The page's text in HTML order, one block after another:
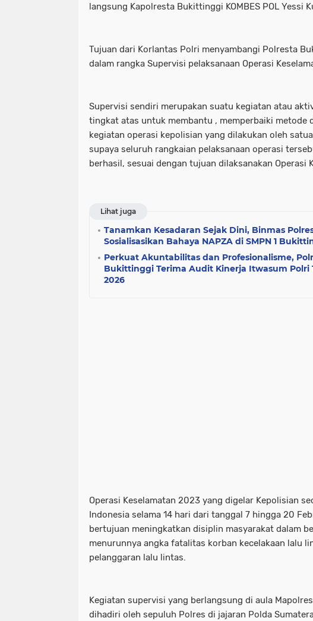
langsung Kapolresta Bukittinggi KOMBES POL Yessi
Tujuan dari Korlantas Polri menyambangi Polresta
dalam rangka Supervisi pelaksanaan Operasi
Supervisi sendiri merupakan suatu kegiatan atau
tingkat atas untuk membantu , memperbaiki metode
kegiatan operasi kepolisian yang dilakukan oleh
supaya seluruh rangkaian pelaksanaan operasi
berhasil, sesuai dengan tujuan dilaksanakan Operasi
Lihat juga
Tanamkan Kesadaran Sejak Dini, Binmas
Sosialisasikan Bahaya NAPZA di SMPN 1
Perkuat Akuntabilitas dan Profesionalisme,
Bukittinggi Terima Audit Kinerja Itwasum Polri
2026
Operasi Keselamatan 2023 yang digelar Kepolisian
Indonesia selama 14 hari dari tanggal 7 hingga 20
bertujuan meningkatkan disiplin masyarakat dalam
menurunnya angka fatalitas korban kecelakaan lalu
pelanggaran lalu lintas.
Kegiatan supervisi yang berlangsung di aula
dihadiri oleh sepuluh Polres di jajaran Polda